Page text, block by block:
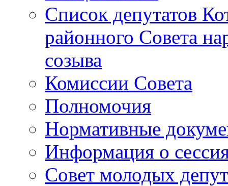
Список депутатов
районного Совета
созыва
Комиссии Совета
Полномочия
Нормативные
Информация о
Совет молодых